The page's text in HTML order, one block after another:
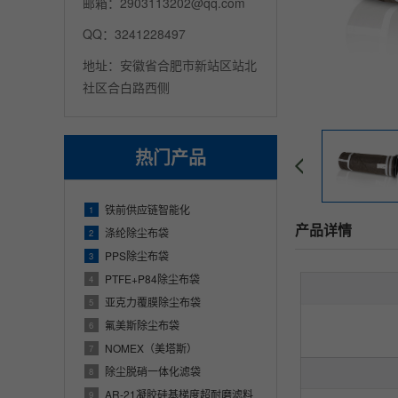
QQ：3241228497
地址：安徽省合肥市新站区站北
社区合白路西侧
热门产品
1 铁前供应链智能化
2 涤纶除尘布袋
3 PPS除尘布袋
4 PTFE+P84除尘布袋
5 亚克力覆膜除尘布袋
6 氟美斯除尘布袋
7 NOMEX（美塔斯）
8 除尘脱硝一体化滤袋
9 AR-21凝胶硅基梯度超耐磨滤料
产品详情